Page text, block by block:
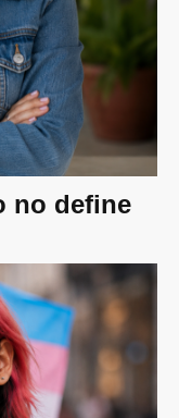
no define